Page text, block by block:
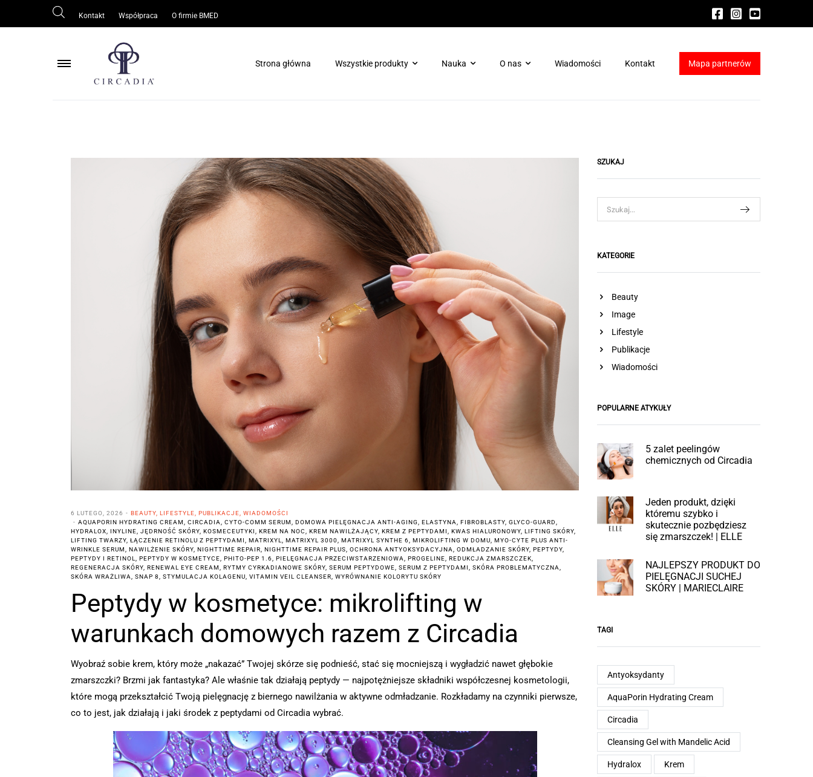
Kontakt Współpraca O firmie BMED
Strona główna Wszystkie produkty
Odmłodzenie/regeneracja skóry
Pielęgnacja skóry wrażliwej/trądzik różowaty
Skóra tłusta/trądzikowa
Ochrona
Zabieg dotleniający Oxygen Rx
Maski
Odmłodzenie/regeneracja
Oczyszczanie skóry
Profesjonalne nawilżanie skóry
Zabieg odmładzający SWiCH
Skóra wrażliwa/trądzik różowaty
Peelingi chemiczne
Mini wersje
Nauka O nas Wiadomości Kontakt Mapa partnerów
6 LUTEGO, 2026 BEAUTY LIFESTYLE PUBLIKACJE
WIADOMOŚCI
AQUAPORIN HYDRATING CREAM
CIRCADIA CYTO-COMM SERUM DOMOWA PIELĘGNACJA ANTI-AGING ELASTYNA FIBROBLASTY GLYCO-GUARD
HYDRALOX
INYLINE JĘDRNOŚĆ SKÓRY KOSMECEUTYKI KREM NA NOC KREM NAWILŻAJĄCY KREM Z PEPTYDAMI KWAS HIALURONOWY LIFTING SKÓRY
LIFTING TWARZY ŁĄCZENIE RETINOLU Z PEPTYDAMI MATRIXYL MATRIXYL 3000 MATRIXYL SYNTHE 6 MIKROLIFTING W DOMU
MYO-CYTE PLUS ANTI-
WRINKLE SERUM
NAWILŻENIE SKÓRY NIGHTTIME REPAIR NIGHTTIME REPAIR PLUS OCHRONA ANTYOKSYDACYJNA ODMŁADZANIE SKÓRY PEPTYDY
PEPTYDY I RETINOL
PEPTYDY W KOSMETYCE PHITO-PEP 1.6 PIELĘGNACJA PRZECIWSTARZENIOWA PROGELINE REDUKCJA ZMARSZCZEK
REGENERACJA SKÓRY RENEWAL EYE CREAM RYTMY CYRKADIANOWE SKÓRY SERUM PEPTYDOWE SERUM Z PEPTYDAMI SKÓRA PROBLEMATYCZNA
SKÓRA WRAŻLIWA
SNAP 8 STYMULACJA KOLAGENU VITAMIN VEIL CLEANSER WYRÓWNANIE KOLORYTU SKÓRY
Peptydy w kosmetyce: mikrolifting w
warunkach domowych razem z Circadia
Wyobraź sobie krem, który może „nakazać” Twojej skórze się podnieść, stać się mocniejszą i wygładzić nawet głębokie
zmarszczki? Brzmi jak fantastyka? Ale właśnie tak działają peptydy — najpotężniejsze składniki współczesnej kosmetologii,
które mogą przekształcić Twoją pielęgnację z biernego nawilżania w aktywne odmładzanie. Rozkładamy na czynniki pierwsze,
co to jest, jak działają i jaki środek z peptydami od Circadia wybrać.
SZUKAJ
KATEGORIE
Beauty
Image
Lifestyle
Publikacje
Wiadomości
POPULARNE ATYKUŁY
5 zalet peelingów
chemicznych od Circadia
Jeden produkt, dzięki
któremu szybko i
skutecznie pozbędziesz
się zmarszczek! | ELLE
NAJLEPSZY PRODUKT DO
PIELĘGNACJI SUCHEJ
SKÓRY | MARIECLAIRE
TAGI
Antyoksydanty
AquaPorin Hydrating Cream
Circadia
Cleansing Gel with Mandelic Acid
Hydralox Krem